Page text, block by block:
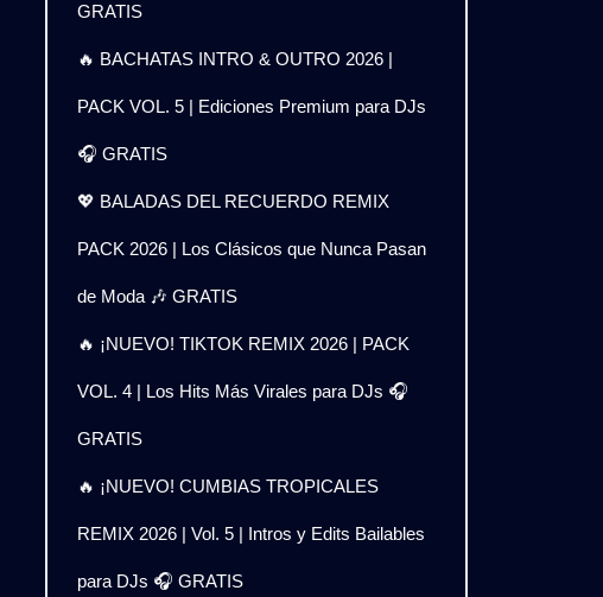
GRATIS
🔥 BACHATAS INTRO & OUTRO 2026 |
PACK VOL. 5 | Ediciones Premium para DJs
🎧 GRATIS
💖 BALADAS DEL RECUERDO REMIX
PACK 2026 | Los Clásicos que Nunca Pasan
de Moda 🎶 GRATIS
🔥 ¡NUEVO! TIKTOK REMIX 2026 | PACK
VOL. 4 | Los Hits Más Virales para DJs 🎧
GRATIS
🔥 ¡NUEVO! CUMBIAS TROPICALES
REMIX 2026 | Vol. 5 | Intros y Edits Bailables
para DJs 🎧 GRATIS